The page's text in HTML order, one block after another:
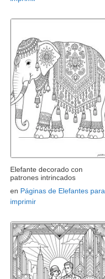
Elefante decorado con
patrones intrincados
en Páginas de Elefantes para
imprimir